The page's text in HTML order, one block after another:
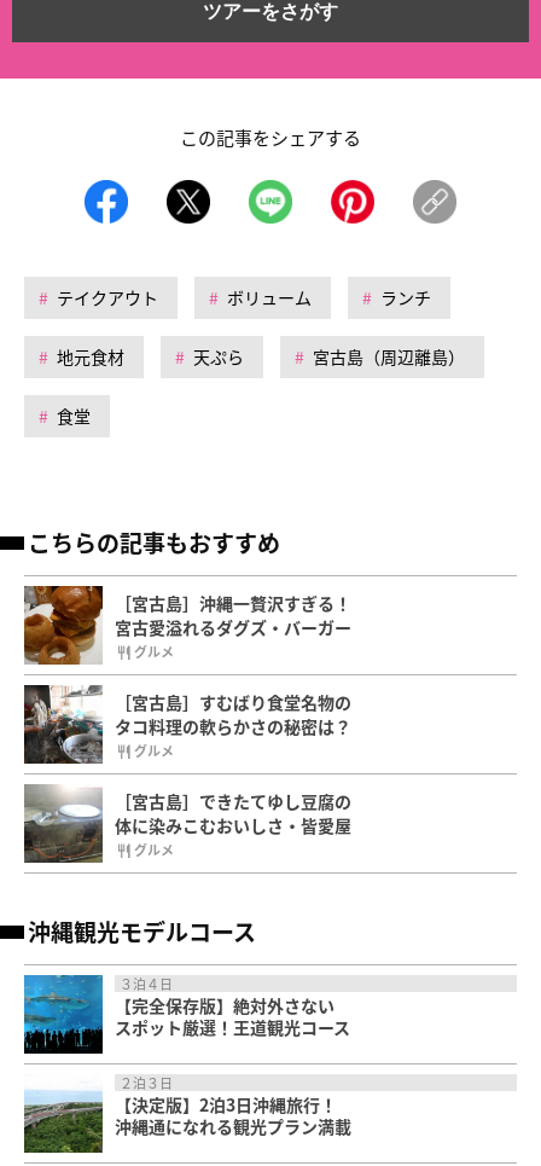
ツアーをさがす
この記事をシェアする
テイクアウト ボリューム ランチ
地元食材 天ぷら 宮古島（周辺離島）
食堂
こちらの記事もおすすめ
［宮古島］沖縄一贅沢すぎる！
宮古愛溢れるダグズ・バーガー
グルメ
［宮古島］すむばり食堂名物の
タコ料理の軟らかさの秘密は？
グルメ
［宮古島］できたてゆし豆腐の
体に染みこむおいしさ・皆愛屋
グルメ
沖縄観光モデルコース
３泊４日
【完全保存版】絶対外さない
スポット厳選！王道観光コース
２泊３日
【決定版】2泊3日沖縄旅行！
沖縄通になれる観光プラン満載